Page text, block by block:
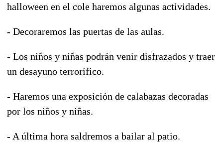
halloween en el cole haremos algunas actividades.
- Decoraremos las puertas de las aulas.
- Los niños y niñas podrán venir disfrazados y traer
un desayuno terrorífico.
- Haremos una exposición de calabazas decoradas
por los niños y niñas.
- A última hora saldremos a bailar al patio.